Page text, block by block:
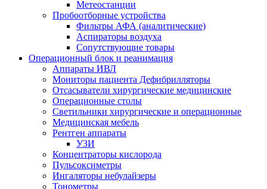
Метеостанции
Пробоотборные устройства
Фильтры АФА (аналитические)
Аспираторы воздуха
Сопутствующие товары
Операционный блок и реанимация
Аппараты ИВЛ
Мониторы пациента Дефибрилляторы
Отсасыватели хирургические медицинские
Операционные столы
Светильники хирургические и операционные
Медицинская мебель
Рентген аппараты
УЗИ
Концентраторы кислорода
Пульсоксиметры
Ингаляторы небулайзеры
Тонометры